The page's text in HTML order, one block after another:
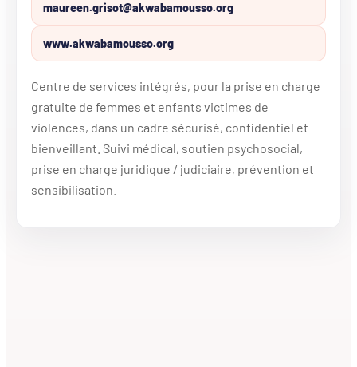
maureen.grisot@akwabamousso.org
www.akwabamousso.org
Centre de services intégrés, pour la prise en charge
gratuite de femmes et enfants victimes de
violences, dans un cadre sécurisé, confidentiel et
bienveillant. Suivi médical, soutien psychosocial,
prise en charge juridique / judiciaire, prévention et
sensibilisation.